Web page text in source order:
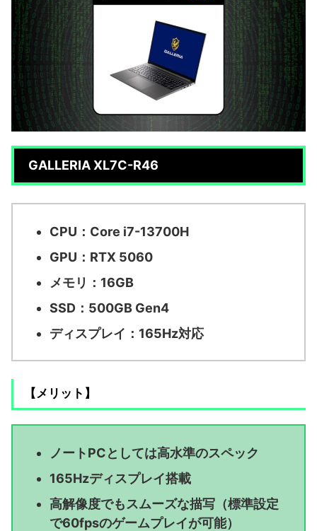
GALLERIA XL7C-R46
CPU：Core i7-13700H
GPU：RTX 5060
メモリ：16GB
SSD：500GB Gen4
ディスプレイ：165Hz対応
【メリット】
ノートPCとしては高水準のスペック
165Hzディスプレイ搭載
高解像度でもスムーズな描写（標準設定
で60fpsのゲームプレイが可能）